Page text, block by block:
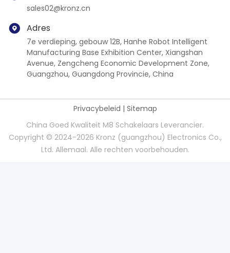
sales02@kronz.cn
Adres
7e verdieping, gebouw 12B, Hanhe Robot Intelligent
Manufacturing Base Exhibition Center, Xiangshan
Avenue, Zengcheng Economic Development Zone,
Guangzhou, Guangdong Provincie, China
Privacybeleid | Sitemap
China Goed Kwaliteit M8 Schakelaars Leverancier.
Copyright © 2024-2026 Kronz (guangzhou) Electronics Co.,
Ltd. Allemaal. Alle rechten voorbehouden.